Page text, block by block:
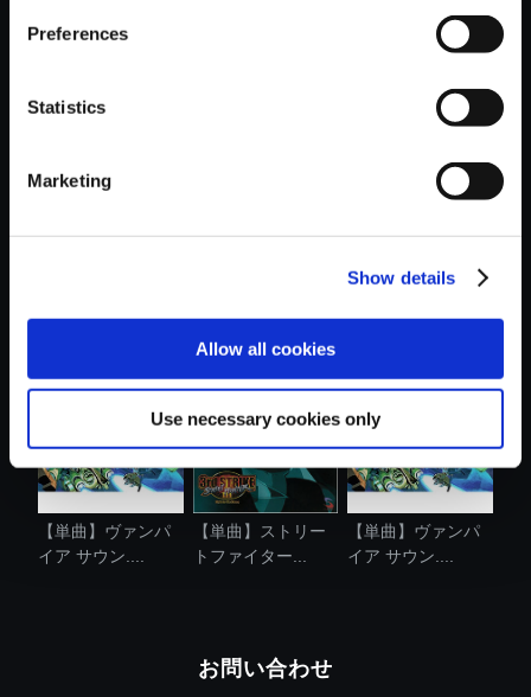
Preferences
Statistics
Marketing
Show details
Allow all cookies
Use necessary cookies only
おすすめ商品
イア サウン....
イア サウン....
ンX4 サウン....
【単曲】ヴァンパ
イア サウン....
【単曲】ストリー
トファイター...
【単曲】ヴァンパ
イア サウン....
お問い合わせ